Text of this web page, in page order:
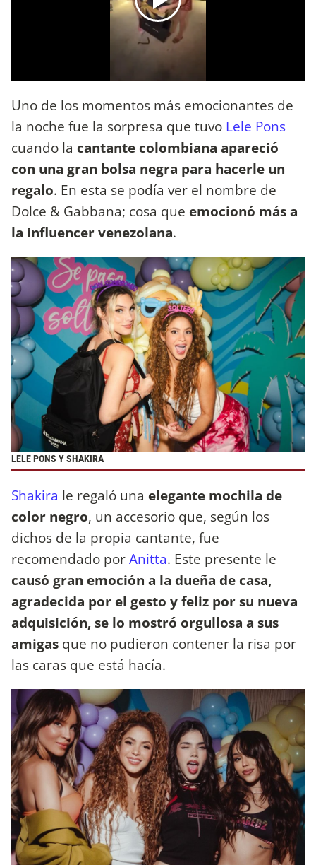
Uno de los momentos más emocionantes de
la noche fue la sorpresa que tuvo Lele Pons
cuando la cantante colombiana apareció
con una gran bolsa negra para hacerle un
regalo. En esta se podía ver el nombre de
Dolce & Gabbana; cosa que emocionó más a
la influencer venezolana.
LELE PONS Y SHAKIRA
Shakira le regaló una elegante mochila de
color negro, un accesorio que, según los
dichos de la propia cantante, fue
recomendado porAnitta. Este presente le
causó gran emoción a la dueña de casa,
agradecida por el gesto y feliz por su nueva
adquisición, se lo mostró orgullosa a sus
amigas que no pudieron contener la risa por
las caras que está hacía.